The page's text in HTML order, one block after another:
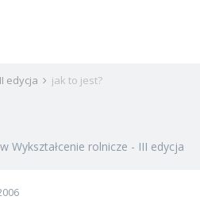
edycja jak to jest?
w Wykształcenie rolnicze - III edycja